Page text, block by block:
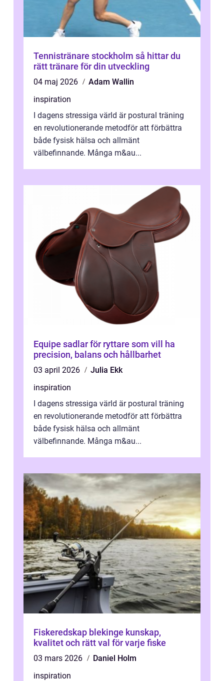
Tennistränare stockholm så hittar du
rätt tränare för din utveckling
04 maj 2026
Adam Wallin
inspiration
I dagens stressiga värld är postural träning
en revolutionerande metodför att förbättra
både fysisk hälsa och allmänt
välbefinnande. Många m&au...
Equipe sadlar för ryttare som vill ha
precision, balans och hållbarhet
03 april 2026
Julia Ekk
inspiration
I dagens stressiga värld är postural träning
en revolutionerande metodför att förbättra
både fysisk hälsa och allmänt
välbefinnande. Många m&au...
Fiskeredskap blekinge kunskap,
kvalitet och rätt val för varje fiske
03 mars 2026
Daniel Holm
inspiration